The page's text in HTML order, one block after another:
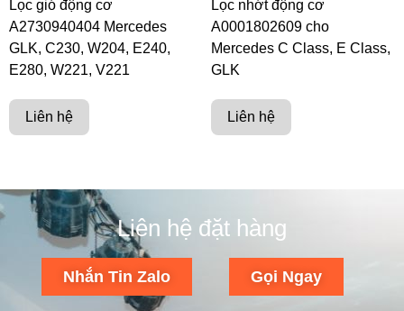
Lọc gió động cơ
A2730940404 Mercedes
GLK, C230, W204, E240,
E280, W221, V221
Liên hệ
Lọc nhớt động cơ
A0001802609 cho
Mercedes C Class, E Class,
GLK
Liên hệ
Liên hệ đặt hàng
Nhắn Tin Zalo Gọi Ngay